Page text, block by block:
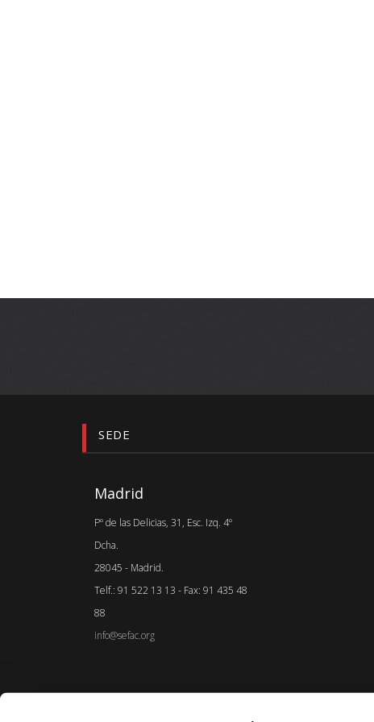
SEDE
Madrid
Pº de las Delicias, 31, Esc. Izq. 4º
Dcha.
28045 - Madrid.
Telf.: 91 522 13 13 - Fax: 91 435 48
88
info@sefac.org